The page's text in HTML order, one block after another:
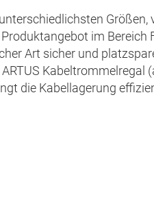
im Bereich
Art sicher und
Kabeltrommelregal
die Kabellagerung